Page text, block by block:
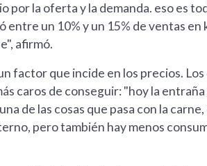
por la oferta y la demanda. eso es
un 10% y un 15% de ventas en
afirmó.
factor que incide en los precios.
caros de conseguir: "hoy la
de las cosas que pasa con la carne,
pero también hay menos